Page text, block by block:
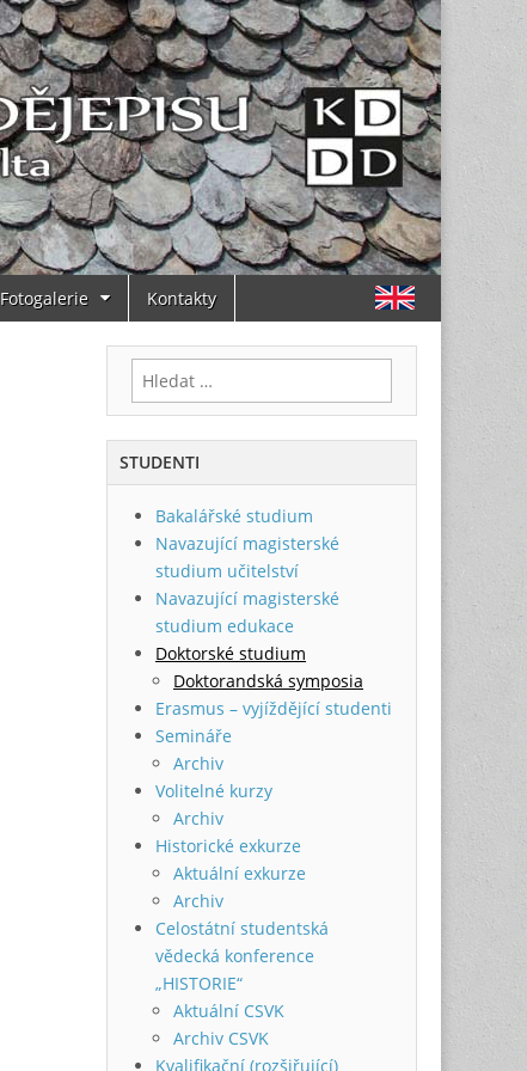
Fotogalerie Kontakty
Vyhledávání
STUDENTI
Bakalářské studium
Navazující magisterské
studium učitelství
Navazující magisterské
studium edukace
Doktorské studium
Doktorandská symposia
Erasmus – vyjíždějící studenti
Semináře
Archiv
Volitelné kurzy
Archiv
Historické exkurze
Aktuální exkurze
Archiv
Celostátní studentská
vědecká konference
„HISTORIE“
Aktuální CSVK
Archiv CSVK
Kvalifikační (rozšiřující)